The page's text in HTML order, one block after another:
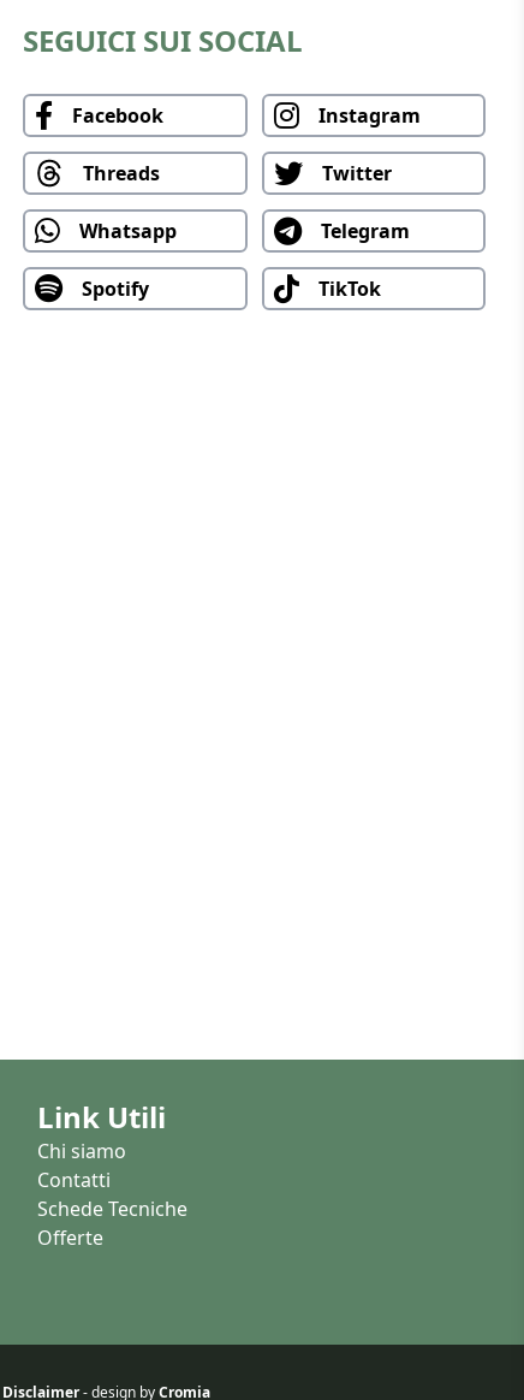
SEGUICI SUI SOCIAL
Facebook Instagram
Threads Twitter
Whatsapp Telegram
Spotify TikTok
Link Utili
Chi siamo
Contatti
Schede Tecniche
Offerte
Disclaimer- design byCromia